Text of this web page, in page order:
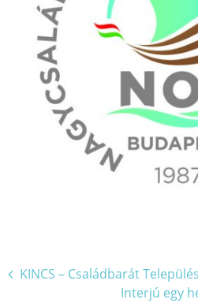
Bejegyzés
KINCS – Családbarát
Interjú egy